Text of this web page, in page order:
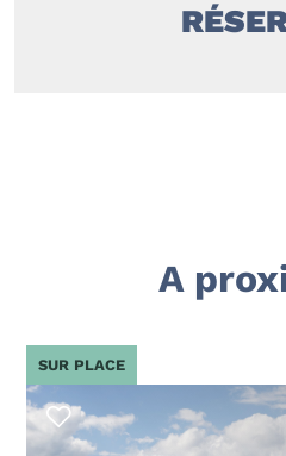
A
SUR PLACE